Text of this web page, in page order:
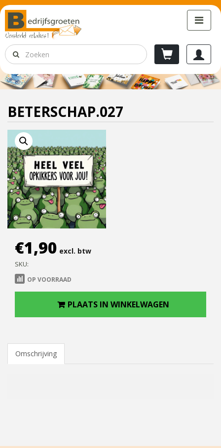
BETERSCHAP.027
€1,90 excl. btw
SKU:
OP VOORRAAD
PLAATS IN WINKELWAGEN
Omschrijving